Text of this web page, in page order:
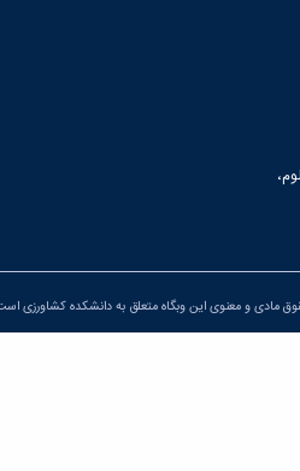
مادی و معنوی این وبگاه متعلق به دانشکده کشاورزی